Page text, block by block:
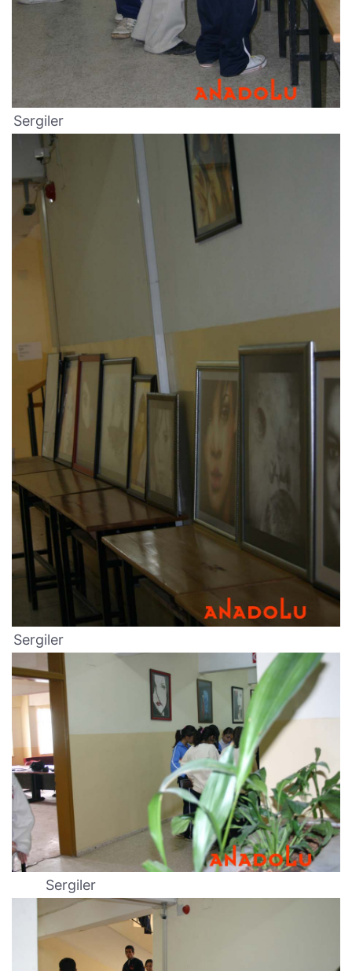
Sergiler
Sergiler
Sergiler